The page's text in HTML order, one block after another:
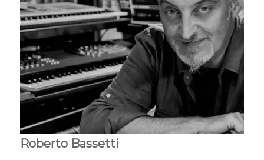
Roberto Bassetti